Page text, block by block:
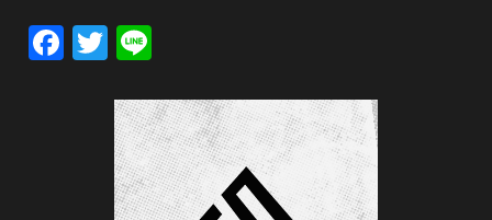
Fa T
tte
r